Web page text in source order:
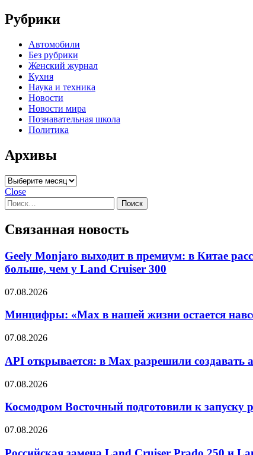
Рубрики
Автомобили
Без рубрики
Женский журнал
Кухня
Наука и техника
Новости
Новости мира
Познавательная школа
Политика
Архивы
Архивы
Close
Найти:
Связанная новость
Geely Monjaro выходит в премиум: в Китае
больше, чем у Land Cruiser 300
07.08.2026
Минцифры: «Max в нашей жизни остается
07.08.2026
API открывается: в Max разрешили создавать
07.08.2026
Космодром Восточный подготовили к запуску
07.08.2026